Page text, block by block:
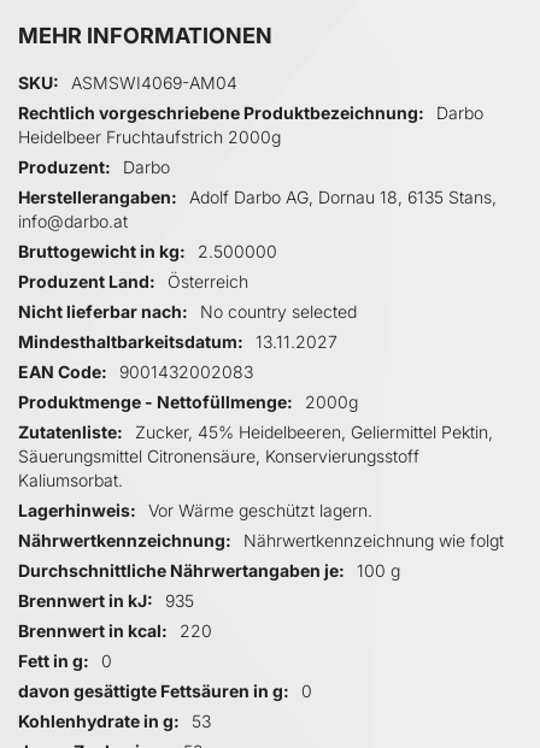
MEHR INFORMATIONEN
Mehr Informationen
SKU
ASMSWI4069-AM04
Rechtlich vorgeschriebene Produktbezeichnung
Darbo
Heidelbeer Fruchtaufstrich 2000g
Produzent
Darbo
Herstellerangaben
Adolf Darbo AG, Dornau 18, 6135 Stans,
info@darbo.at
Bruttogewicht in kg
2.500000
Produzent Land
Österreich
Nicht lieferbar nach
No country selected
Mindesthaltbarkeitsdatum
13.11.2027
EAN Code
9001432002083
Produktmenge - Nettofüllmenge
2000g
Zutatenliste
Zucker, 45% Heidelbeeren, Geliermittel Pektin,
Säuerungsmittel Citronensäure, Konservierungsstoff
Kaliumsorbat.
Lagerhinweis
Vor Wärme geschützt lagern.
Nährwertkennzeichnung
Nährwertkennzeichnung wie folgt
Durchschnittliche Nährwertangaben je
100 g
Brennwert in kJ
935
Brennwert in kcal
220
Fett in g
0
davon gesättigte Fettsäuren in g
0
Kohlenhydrate in g
53